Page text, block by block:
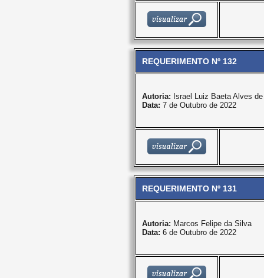
REQUERIMENTO Nº 132
Autoria: Israel Luiz Baeta Alves
Data: 7 de Outubro de 2022
REQUERIMENTO Nº 131
Autoria: Marcos Felipe da Silva
Data: 6 de Outubro de 2022